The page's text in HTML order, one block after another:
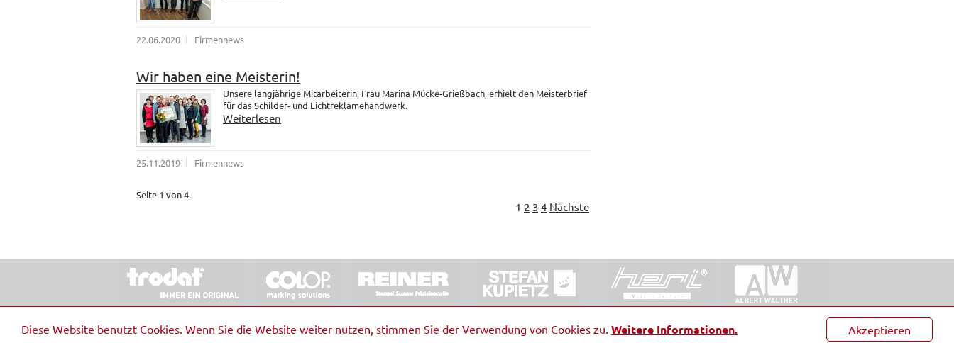
Akzeptieren
Diese Website benutzt Cookies. Wenn Sie die Website weiter nutzen, stimmen Sie der Verwendung von Cookies zu. Weitere Informationen.
22.06.2020 Firmennews
Wir haben eine Meisterin!
Unsere langjährige Mitarbeiterin, Frau Marina Mücke-Grießbach, erhielt den Meisterbrief
für das Schilder- und Lichtreklamehandwerk.
Weiterlesen
25.11.2019 Firmennews
Seite 1 von 4.
1 2 3 4 Nächste
© 2026 Stempel & Schilder RUDOLF SCHMORRDE GmbH & Co. KG Impressum Barrierefreiheit Kontakt Datenschutz